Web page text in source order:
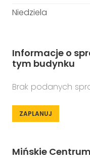
Niedziela
Informacje o
tym budynku
Brak podanych
ZAPLANUJ
Mińskie